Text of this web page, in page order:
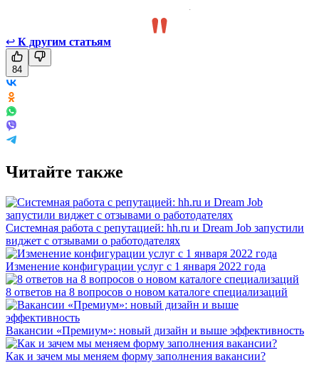
.
↩ К другим статьям
84
Читайте также
Системная работа с репутацией: hh.ru и Dream Job запустили
виджет с отзывами о работодателях
Изменение конфигурации услуг с 1 января 2022 года
8 ответов на 8 вопросов о новом каталоге специализаций
Вакансии «Премиум»: новый дизайн и выше эффективность
Как и зачем мы меняем форму заполнения вакансии?